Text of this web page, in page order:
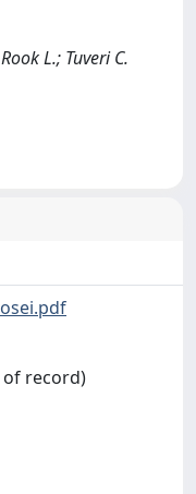
L.; Tuveri C.
of record)